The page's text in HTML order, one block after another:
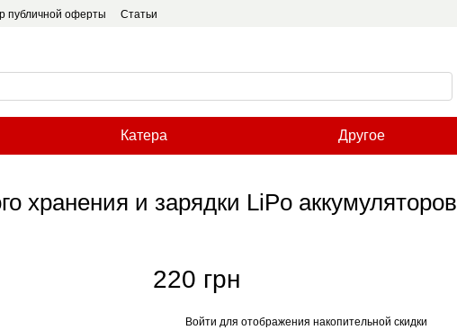
публичной оферты Статьи
Катера Другое
хранения и зарядки LiPo аккумуляторов
220 грн
Войти для отображения накопительной скидки